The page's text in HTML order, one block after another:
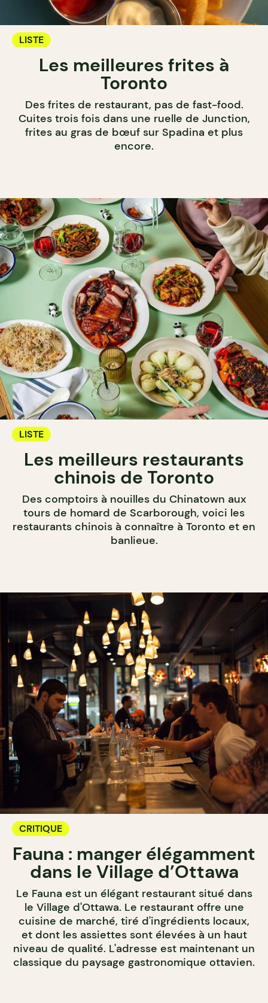
LISTE
Les meilleures frites à
Toronto
Des frites de restaurant, pas de fast-food.
Cuites trois fois dans une ruelle de Junction,
frites au gras de bœuf sur Spadina et plus
encore.
LISTE
Les meilleurs restaurants
chinois de Toronto
Des comptoirs à nouilles du Chinatown aux
tours de homard de Scarborough, voici les
restaurants chinois à connaître à Toronto et en
banlieue.
CRITIQUE
Fauna : manger élégamment
dans le Village d’Ottawa
Le Fauna est un élégant restaurant situé dans
le Village d'Ottawa. Le restaurant offre une
cuisine de marché, tiré d'ingrédients locaux,
et dont les assiettes sont élevées à un haut
niveau de qualité. L'adresse est maintenant un
classique du paysage gastronomique ottavien.